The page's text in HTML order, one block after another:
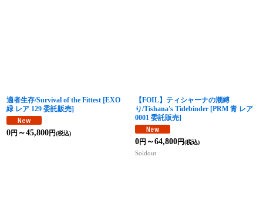
適者生存/Survival of the Fittest [EXO
緑 レア 129 委託販売]
0円 ～45,800円(税込)
【FOIL】ティシャーナの潮縛
り/Tishana's Tidebinder [PRM 青 レア
0001 委託販売]
0円 ～64,800円(税込)
Soldout